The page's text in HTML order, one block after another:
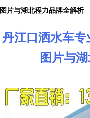
图片与湖北程力品牌全解析
丹江口洒水车专
图片与